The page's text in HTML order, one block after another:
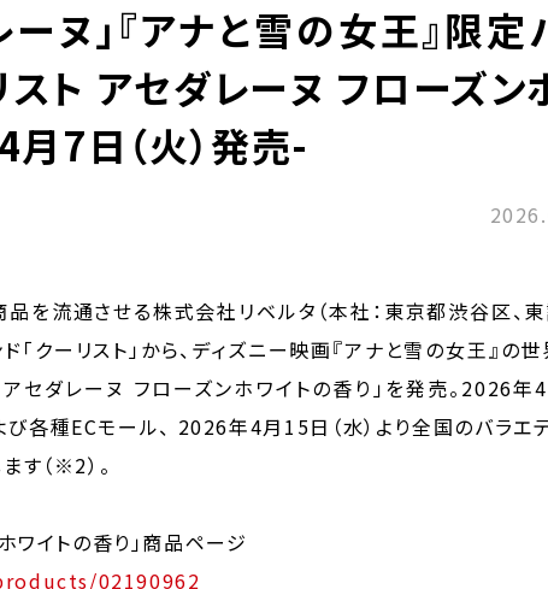
ヌ」『アナと雪の女王』限定
スト アセダレーヌ フローズン
7日（火）発売-
を流通させる株式会社リベルタ（本社：東京都渋谷区、
「クーリスト」から、ディズニー映画『アナと雪の女王』の
セダレーヌ フローズンホワイトの香り」を発売。2026年
び各種ECモール、 2026年4月15日（水）より全国のバラエ
す（※2）。
ワイトの香り」商品ページ
02190962